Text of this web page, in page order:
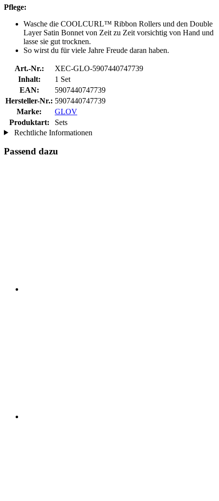
Pflege:
Wasche die COOLCURL™ Ribbon Rollers und den Double
Layer Satin Bonnet von Zeit zu Zeit vorsichtig von Hand und
lasse sie gut trocknen.
So wirst du für viele Jahre Freude daran haben.
Art.-Nr.:
XEC-GLO-5907440747739
Inhalt:
1 Set
EAN:
5907440747739
Hersteller-Nr.: 5907440747739
Marke:
GLOV
Produktart:
Sets
Rechtliche Informationen
Passend dazu